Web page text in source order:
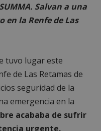
Salvan a una
la Renfe de Las
tuvo lugar este
de Las Retamas de
seguridad de la
emergencia en la
acababa de sufrir
urgente.